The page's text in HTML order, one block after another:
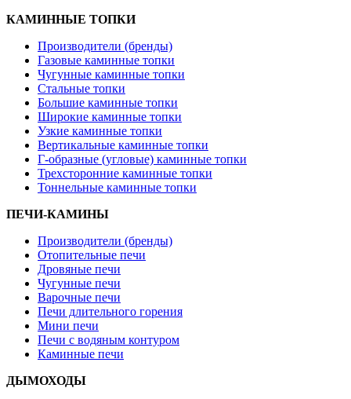
КАМИННЫЕ ТОПКИ
Производители (бренды)
Газовые каминные топки
Чугунные каминные топки
Стальные топки
Большие каминные топки
Широкие каминные топки
Узкие каминные топки
Вертикальные каминные топки
Г-образные (угловые) каминные топки
Трехсторонние каминные топки
Тоннельные каминные топки
ПЕЧИ-КАМИНЫ
Производители (бренды)
Отопительные печи
Дровяные печи
Чугунные печи
Варочные печи
Печи длительного горения
Мини печи
Печи с водяным контуром
Каминные печи
ДЫМОХОДЫ